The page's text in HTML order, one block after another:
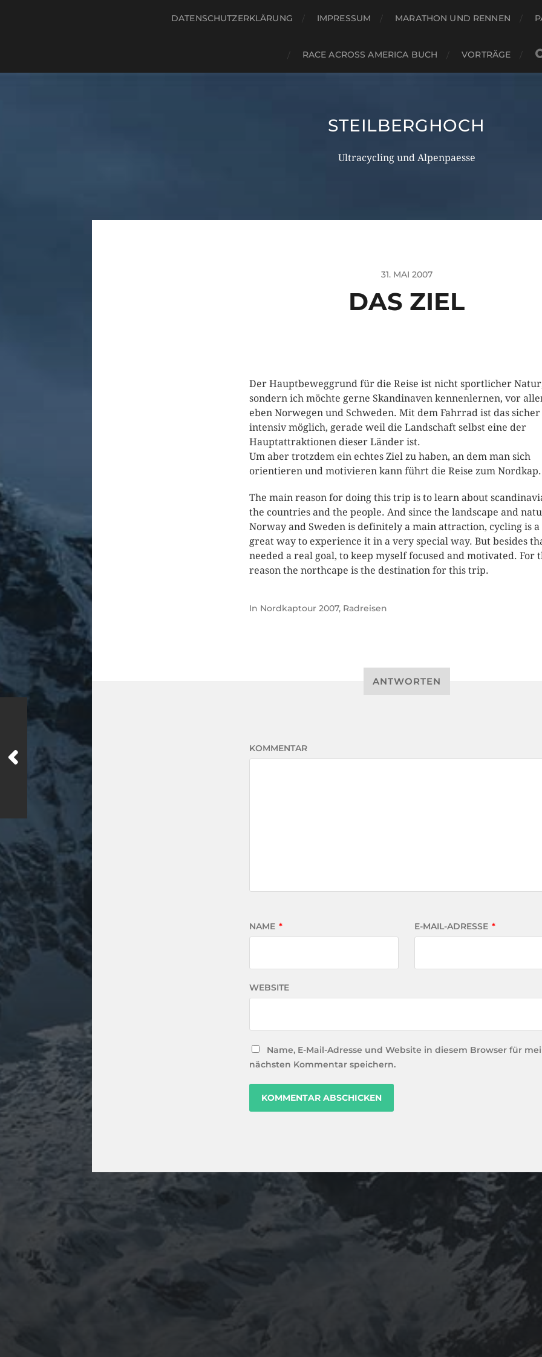
DATENSCHUTZERKLÄRUNG IMPRESSUM MARATHON UND RENNEN
RACE ACROSS AMERICA BUCH VORTRÄGE
STEILBERGHOCH
Ultracycling und Alpenpaesse
31. MAI 2007
DAS ZIEL
Der Hauptbeweggrund für die Reise ist nicht sportlicher
sondern ich möchte gerne Skandinaven kennenlernen, vor
eben Norwegen und Schweden. Mit dem Fahrrad ist das
intensiv möglich, gerade weil die Landschaft selbst eine der
Hauptattraktionen dieser Länder ist.
Um aber trotzdem ein echtes Ziel zu haben, an dem man sich
orientieren und motivieren kann führt die Reise zum Nordkap.
The main reason for doing this trip is to learn about
the countries and the people. And since the landscape and
Norway and Sweden is definitely a main attraction, cycling is a
great way to experience it in a very special way. But besides
needed a real goal, to keep myself focused and motivated. For
reason the northcape is the destination for this trip.
In Nordkaptour 2007, Radreisen
ANTWORTEN
KOMMENTAR
NAME * E-MAIL-ADRESSE *
WEBSITE
Name, E-Mail-Adresse und Website in diesem Browser für
nächsten Kommentar speichern.